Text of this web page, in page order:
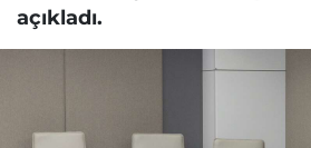
açıkladı.